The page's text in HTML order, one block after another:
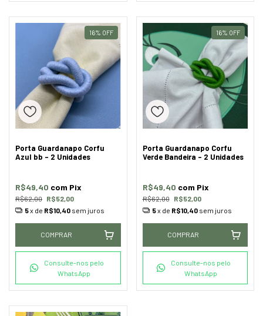
16% OFF
Porta Guardanapo Corfu
Azul bb - 2 Unidades
R$62,00 R$52,00
R$49,40 com Pix
5x de R$10,40 sem juros
COMPRAR
Consulte-nos pelo
WhatsApp
16% OFF
Porta Guardanapo Corfu
Verde Bandeira - 2 Unidades
R$62,00 R$52,00
R$49,40 com Pix
5x de R$10,40 sem juros
COMPRAR
Consulte-nos pelo
WhatsApp